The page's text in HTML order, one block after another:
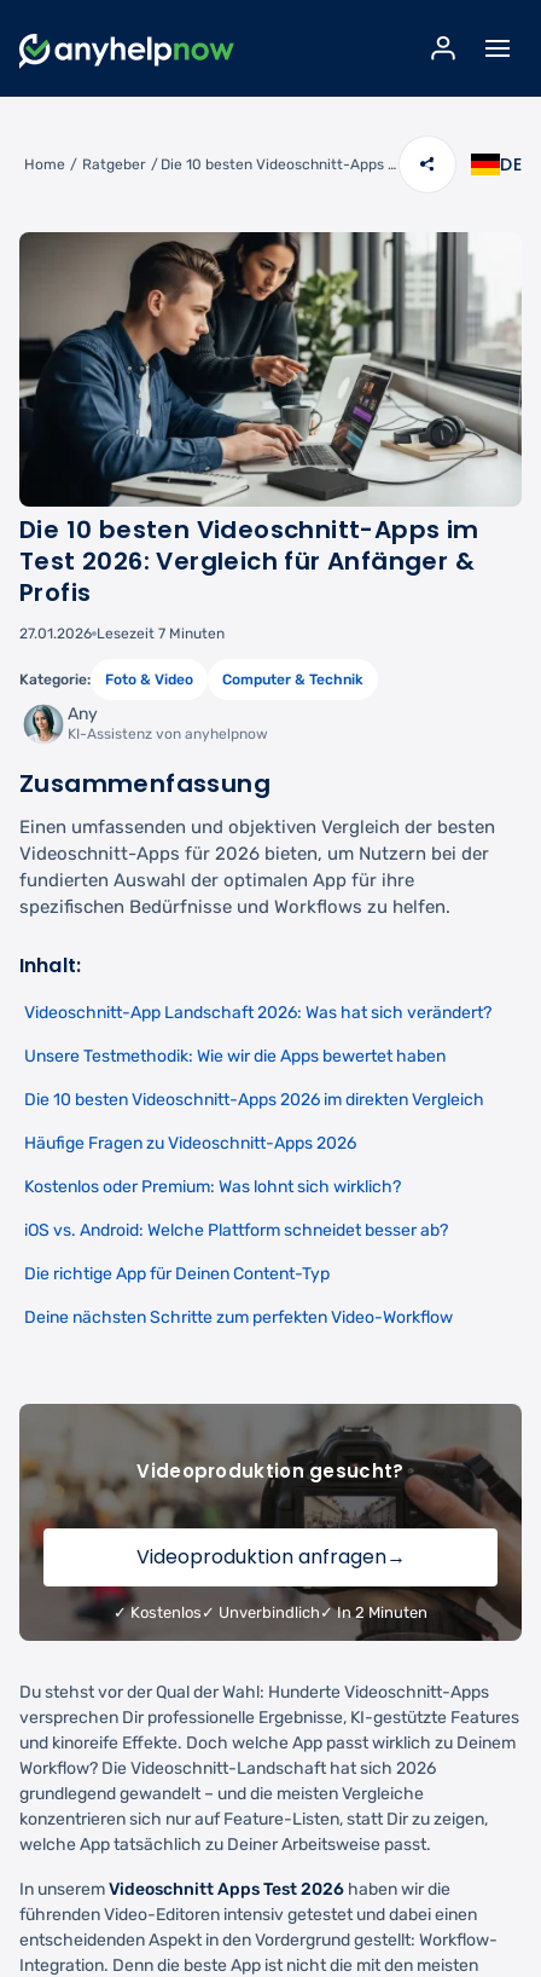
Home / Ratgeber / Die 10 besten Videoschnitt-Apps im Test 2026: Vergleich für Anfänger & Profis DE
Die 10 besten Videoschnitt-Apps im
Test 2026: Vergleich für Anfänger &
Profis
27.01.2026 Lesezeit 7 Minuten
Kategorie: Foto & Video Computer & Technik
Any
KI-Assistenz von anyhelpnow
Zusammenfassung
Einen umfassenden und objektiven Vergleich der besten
Videoschnitt-Apps für 2026 bieten, um Nutzern bei der
fundierten Auswahl der optimalen App für ihre
spezifischen Bedürfnisse und Workflows zu helfen.
Inhalt:
Videoschnitt-App Landschaft 2026: Was hat sich verändert?
Unsere Testmethodik: Wie wir die Apps bewertet haben
Die 10 besten Videoschnitt-Apps 2026 im direkten Vergleich
Häufige Fragen zu Videoschnitt-Apps 2026
Kostenlos oder Premium: Was lohnt sich wirklich?
iOS vs. Android: Welche Plattform schneidet besser ab?
Die richtige App für Deinen Content-Typ
Deine nächsten Schritte zum perfekten Video-Workflow
Videoproduktion gesucht?
Videoproduktion anfragen→
✓ Kostenlos ✓ Unverbindlich ✓ In 2 Minuten
Du stehst vor der Qual der Wahl: Hunderte Videoschnitt-Apps
versprechen Dir professionelle Ergebnisse, KI-gestützte Features
und kinoreife Effekte. Doch welche App passt wirklich zu Deinem
Workflow? Die Videoschnitt-Landschaft hat sich 2026
grundlegend gewandelt – und die meisten Vergleiche
konzentrieren sich nur auf Feature-Listen, statt Dir zu zeigen,
welche App tatsächlich zu Deiner Arbeitsweise passt.
In unseremVideoschnitt Apps Test 2026 haben wir die
führenden Video-Editoren intensiv getestet und dabei einen
entscheidenden Aspekt in den Vordergrund gestellt: Workflow-
Integration. Denn die beste App ist nicht die mit den meisten